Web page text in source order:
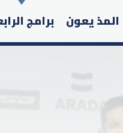
المذ يعون برامج